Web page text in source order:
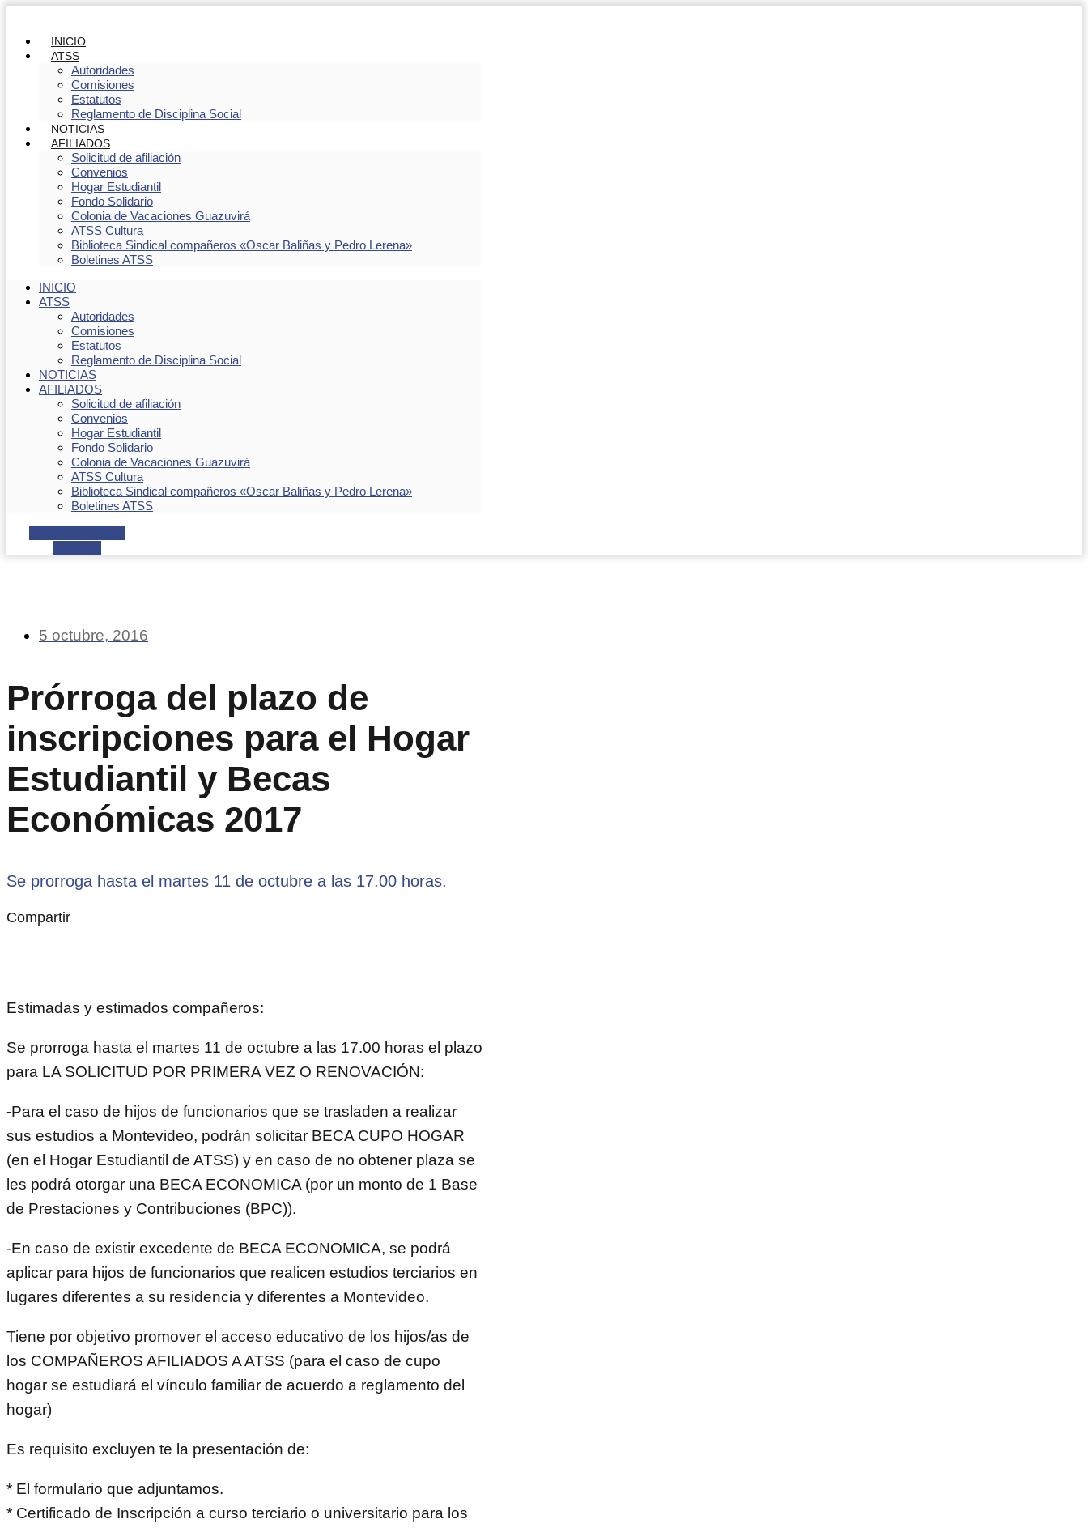
INICIO
ATSS
Autoridades
Comisiones
Estatutos
Reglamento de Disciplina Social
NOTICIAS
AFILIADOS
Solicitud de afiliación
Convenios
Hogar Estudiantil
Fondo Solidario
Colonia de Vacaciones Guazuvirá
ATSS Cultura
Biblioteca Sindical compañeros «Oscar Baliñas y Pedro Lerena»
Boletines ATSS
INICIO
ATSS
Autoridades
Comisiones
Estatutos
Reglamento de Disciplina Social
NOTICIAS
AFILIADOS
Solicitud de afiliación
Convenios
Hogar Estudiantil
Fondo Solidario
Colonia de Vacaciones Guazuvirá
ATSS Cultura
Biblioteca Sindical compañeros «Oscar Baliñas y Pedro Lerena»
Boletines ATSS
5 octubre, 2016
Prórroga del plazo de
inscripciones para el Hogar
Estudiantil y Becas
Económicas 2017
Se prorroga hasta el martes 11 de octubre a las 17.00 horas.
Compartir
Estimadas y estimados compañeros:
Se prorroga hasta el martes 11 de octubre a las 17.00 horas el plazo
para LA SOLICITUD POR PRIMERA VEZ O RENOVACIÓN:
-Para el caso de hijos de funcionarios que se trasladen a realizar
sus estudios a Montevideo, podrán solicitar BECA CUPO HOGAR
(en el Hogar Estudiantil de ATSS) y en caso de no obtener plaza se
les podrá otorgar una BECA ECONOMICA (por un monto de 1 Base
de Prestaciones y Contribuciones (BPC)).
-En caso de existir excedente de BECA ECONOMICA, se podrá
aplicar para hijos de funcionarios que realicen estudios terciarios en
lugares diferentes a su residencia y diferentes a Montevideo.
Tiene por objetivo promover el acceso educativo de los hijos/as de
los COMPAÑEROS AFILIADOS A ATSS (para el caso de cupo
hogar se estudiará el vínculo familiar de acuerdo a reglamento del
hogar)
Es requisito excluyen te la presentación de:
* El formulario que adjuntamos.
* Certificado de Inscripción a curso terciario o universitario para los